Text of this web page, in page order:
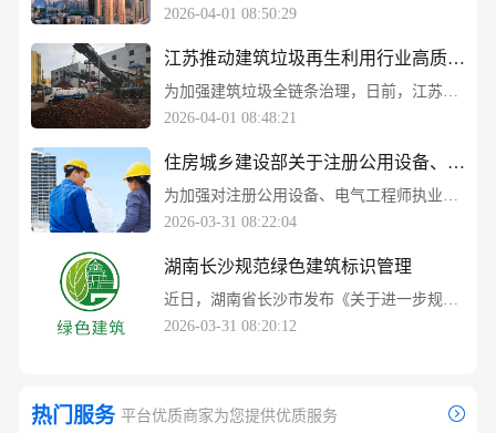
2026-04-01 08:50:29
江苏推动建筑垃圾再生利用行业高质量发展
为加强建筑垃圾全链条治理，日前，江苏省住房城乡建设厅会同相关部门组织编制了《建筑垃圾资源化利用产品应用及质量控制指南》，从推广应用、责任压实、质量管控、部门协同四方面提出具体要求，推动建筑垃圾再生利用行业高质量发展。
2026-04-01 08:48:21
住房城乡建设部关于注册公用设备、电气工程师执业的通知
为加强对注册公用设备、电气工程师执业活动的管理，落实注册公用设备、电气工程师执业权利和责任，维护公共利益和建筑市场秩序，根据《建设工程质量管理条例》、《建设工程勘察设计管理条例》、《勘察设计注册工程师管理规定》等有关规定，现将注册公用设备、电气工程师执业有关事项通知如下。
2026-03-31 08:22:04
湖南长沙规范绿色建筑标识管理
近日，湖南省长沙市发布《关于进一步规范长沙市绿色建筑标识管理的通知》，该通知自2026年5月1日起施行，将进一步规范长沙市绿色建筑标识认定与管理流程，推动绿色建筑从“全面普及”迈向“品质跃升”。
2026-03-31 08:20:12
热门服务 平台优质商家为您提供优质服务